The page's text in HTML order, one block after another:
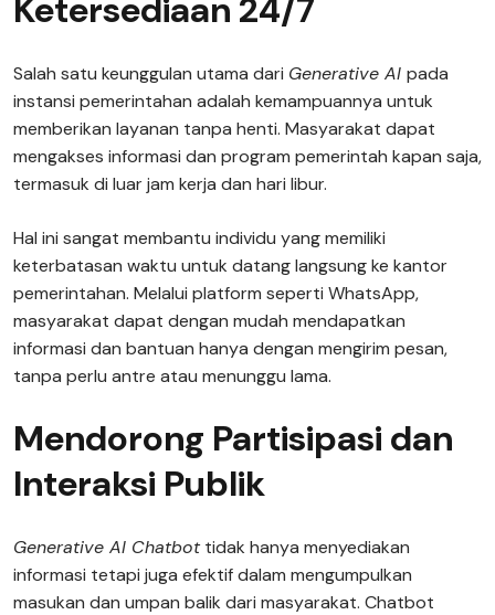
Ketersediaan 24/7
Salah satu keunggulan utama dari Generative AI pada
instansi pemerintahan adalah kemampuannya untuk
memberikan layanan tanpa henti. Masyarakat dapat
mengakses informasi dan program pemerintah kapan saja,
termasuk di luar jam kerja dan hari libur.
Hal ini sangat membantu individu yang memiliki
keterbatasan waktu untuk datang langsung ke kantor
pemerintahan. Melalui platform seperti WhatsApp,
masyarakat dapat dengan mudah mendapatkan
informasi dan bantuan hanya dengan mengirim pesan,
tanpa perlu antre atau menunggu lama.
Mendorong Partisipasi dan
Interaksi Publik
Generative AI Chatbottidak hanya menyediakan
informasi tetapi juga efektif dalam mengumpulkan
masukan dan umpan balik dari masyarakat. Chatbot